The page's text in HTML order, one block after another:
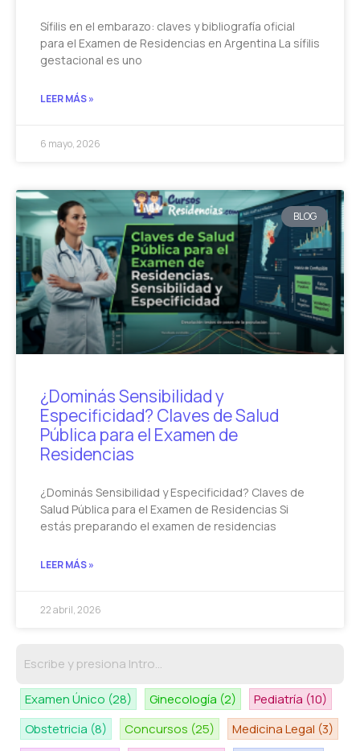
Sífilis en el embarazo: claves y bibliografía oficial
para el Examen de Residencias en Argentina La sífilis
gestacional es uno
LEER MÁS »
6 mayo, 2026
BLOG
¿Dominás Sensibilidad y
Especificidad? Claves de Salud
Pública para el Examen de
Residencias
¿Dominás Sensibilidad y Especificidad? Claves de
Salud Pública para el Examen de Residencias Si
estás preparando el examen de residencias
LEER MÁS »
22 abril, 2026
Examen Único (28) Ginecología (2) Pediatría (10)
Obstetricia (8) Concursos (25) Medicina Legal (3)